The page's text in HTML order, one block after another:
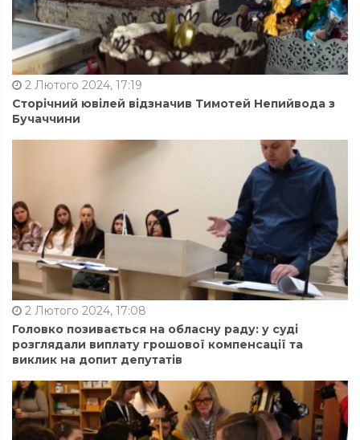
2 Лютого 2024, 17:19
Сторічний ювілей відзначив Тимотей Непийвода з
Бучаччини
2 Лютого 2024, 17:08
Головко позивається на обласну раду: у суді
розглядали виплату грошової компенсації та
виклик на допит депутатів